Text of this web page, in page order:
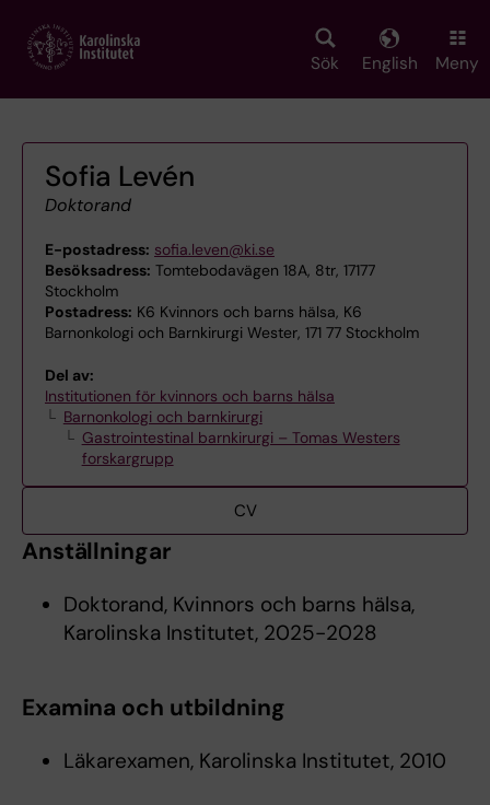
main
Sök English Meny
Sofia Levén
Doktorand
E-postadress: sofia.leven@ki.se
Besöksadress: Tomtebodavägen 18A, 8tr, 17177
Stockholm
Postadress: K6 Kvinnors och barns hälsa, K6
Barnonkologi och Barnkirurgi Wester, 171 77 Stockholm
Del av:
Institutionen för kvinnors och barns hälsa
Barnonkologi och barnkirurgi
Gastrointestinal barnkirurgi – Tomas Westers
forskargrupp
CV
Anställningar
Doktorand, Kvinnors och barns hälsa,
Karolinska Institutet, 2025-2028
Examina och utbildning
Läkarexamen, Karolinska Institutet, 2010